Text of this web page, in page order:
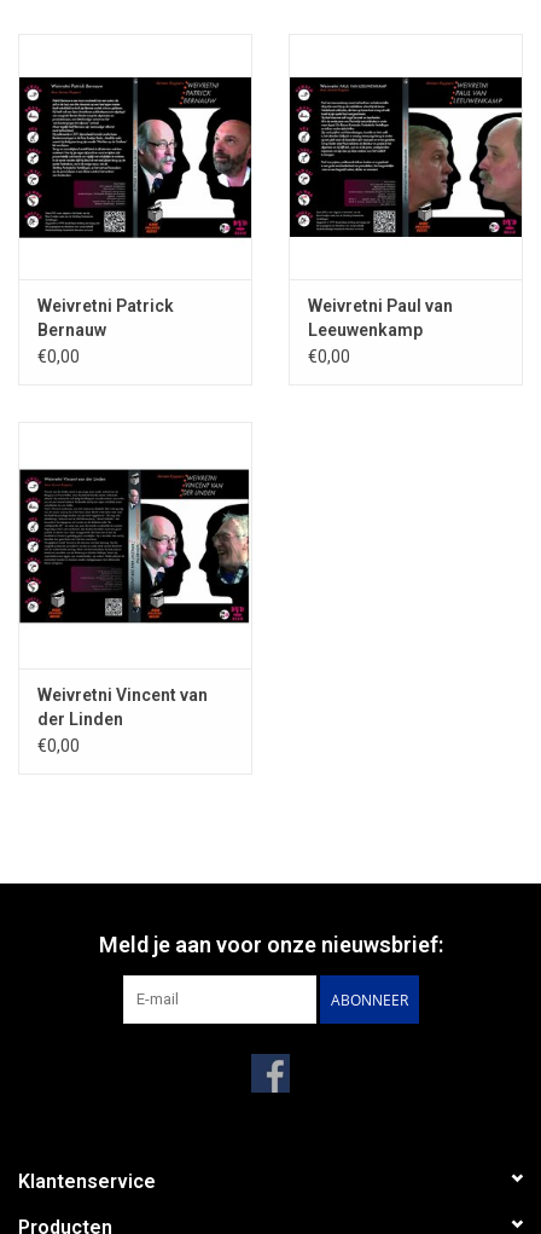
Weivretni Patrick
Bernauw
€0,00
Weivretni Paul van
Leeuwenkamp
€0,00
Weivretni Vincent van
der Linden
€0,00
Meld je aan voor onze nieuwsbrief:
ABONNEER
Klantenservice
Producten